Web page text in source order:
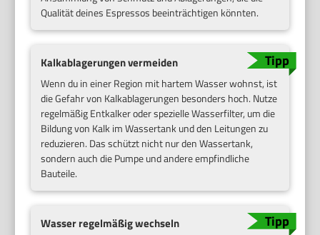
Qualität deines Espressos beeinträchtigen könnten.
Kalkablagerungen vermeiden
Wenn du in einer Region mit hartem Wasser wohnst, ist
die Gefahr von Kalkablagerungen besonders hoch. Nutze
regelmäßig Entkalker oder spezielle Wasserfilter, um die
Bildung von Kalk im Wassertank und den Leitungen zu
reduzieren. Das schützt nicht nur den Wassertank,
sondern auch die Pumpe und andere empfindliche
Bauteile.
Wasser regelmäßig wechseln